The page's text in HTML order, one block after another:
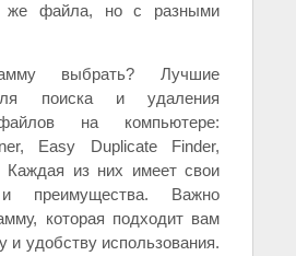
же файла, но с разными
выбрать? Лучшие
поиска и удаления
на компьютере:
Easy Duplicate Finder,
Каждая из них имеет свои
и преимущества. Важно
которая подходит вам
и удобству использования.